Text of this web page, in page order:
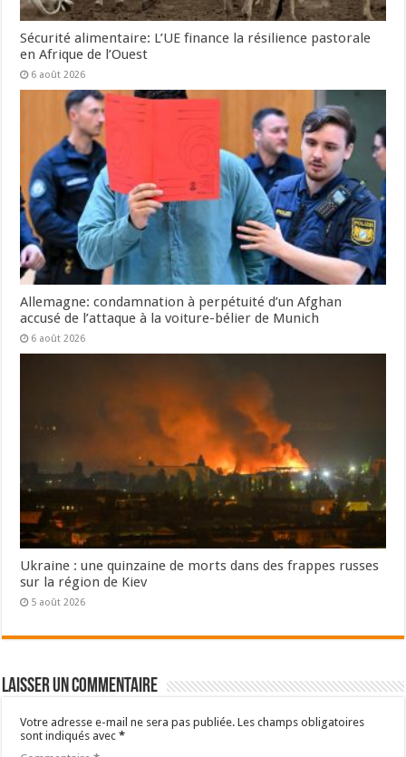
Sécurité alimentaire: L’UE finance la résilience pastorale
en Afrique de l’Ouest
6 août 2026
Allemagne: condamnation à perpétuité d’un Afghan
accusé de l’attaque à la voiture-bélier de Munich
6 août 2026
Ukraine : une quinzaine de morts dans des frappes russes
sur la région de Kiev
5 août 2026
Laisser un commentaire
Votre adresse e-mail ne sera pas publiée. Les champs obligatoires
sont indiqués avec*